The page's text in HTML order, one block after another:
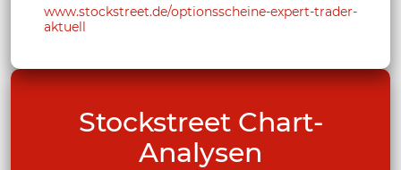
www.stockstreet.de/optionsscheine-expert-trader-
aktuell
Stockstreet Chart-
Analysen